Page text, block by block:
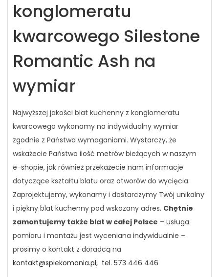
konglomeratu
kwarcowego Silestone
Romantic Ash na
wymiar
Najwyższej jakości blat kuchenny z konglomeratu
kwarcowego wykonamy na indywidualny wymiar
zgodnie z Państwa wymaganiami. Wystarczy, że
wskażecie Państwo ilość metrów bieżących w naszym
e-shopie, jak również przekażecie nam informacje
dotyczące kształtu blatu oraz otworów do wycięcia.
Zaprojektujemy, wykonamy i dostarczymy Twój unikalny
i piękny blat kuchenny pod wskazany adres. Chętnie
zamontujemy także blat w całej Polsce – usługa
pomiaru i montażu jest wyceniana indywidualnie –
prosimy o kontakt z doradcą na
kontakt@spiekomania.pl, tel. 573 446 446